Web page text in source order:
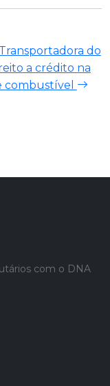
Transportadora do
a crédito na
combustível
com o DNA